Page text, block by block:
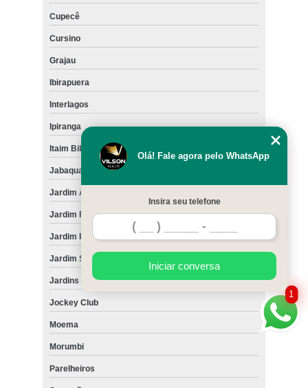
Cupecê
Cursino
Grajau
Ibirapuera
Interlagos
Ipiranga
Itaim Bibi
Jabaquara
Jardim América
Jardim Paulista
Jardim Paulistano
Jardim São Luiz
Jardins
Jockey Club
Moema
Morumbi
Parelheiros
1
Olá! Fale agora pelo WhatsApp
Insira seu telefone
Iniciar conversa